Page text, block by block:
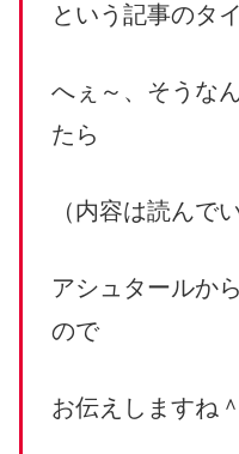
という記事のタ
へぇ～、そうな
たら
（内容は読んで
アシュタールか
ので
お伝えしますね